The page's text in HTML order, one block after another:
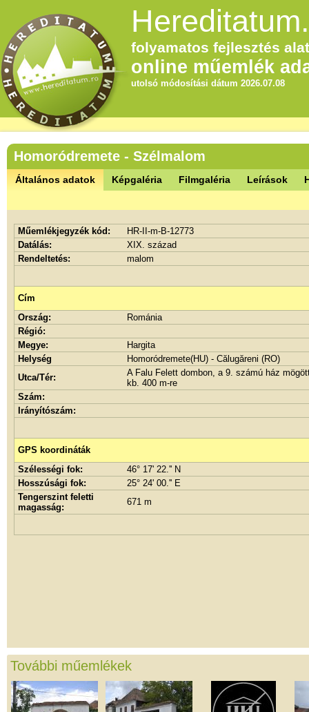
folyamatos fejlesztés
online műemlék
utolsó módosítási dátum 2026.07.08
Homoródremete - Szélmalom
Általános adatok Képgaléria Filmgaléria Leírások
Műemlékjegyzék kód:
HR-II-m-B-12773
Datálás:
XIX. század
Rendeltetés:
malom
Cím
Ország:
Románia
Régió:
Megye:
Hargita
Helység
Homoródremete(HU) - Călugăreni (RO)
Utca/Tér:
A Falu Felett dombon, a 9. számú ház
kb. 400 m-re
Szám:
Irányítószám:
GPS koordináták
Szélességi fok:
46° 17' 22.'' N
Hosszúsági fok:
25° 24' 00.'' E
Tengerszint feletti
magasság:
671 m
További műemlékek